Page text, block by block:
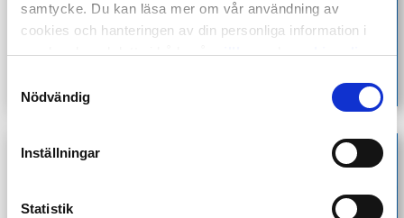
samtycke. Du kan läsa mer om vår användning av
cookies och hanteringen av din personliga information i
samband med detta i både vårvillkorochcookiepolicy.
Nödvändig
Inställningar
Statistik